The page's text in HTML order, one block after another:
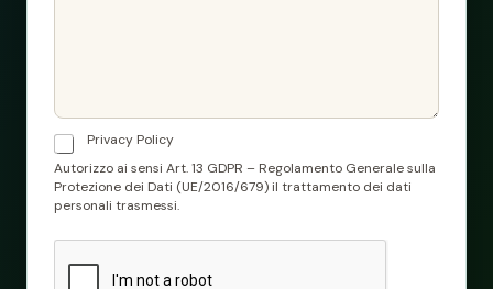
C
A
S
E
L
Privacy Policy
Autorizzo ai sensi Art. 13 GDPR – Regolamento Generale sulla
Protezione dei Dati (UE/2016/679) il trattamento dei dati
personali trasmessi.